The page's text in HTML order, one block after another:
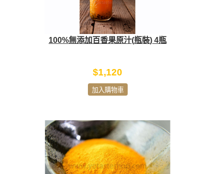
100%無添加百香果原汁(瓶裝) 4瓶
$1,120
加入購物車